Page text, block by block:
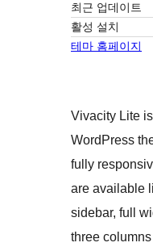
최근 업데이트
활성 설치
테마 홈페이지
Vivacity Lite
WordPress
fully
are available
sidebar, full
three